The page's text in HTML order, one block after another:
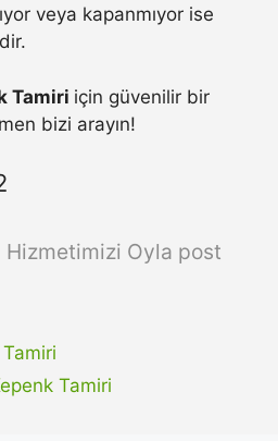
veya kapanmıyor ise
Tamiri için güvenilir bir
bizi arayın!
Hizmetimizi Oyla post
Tamiri